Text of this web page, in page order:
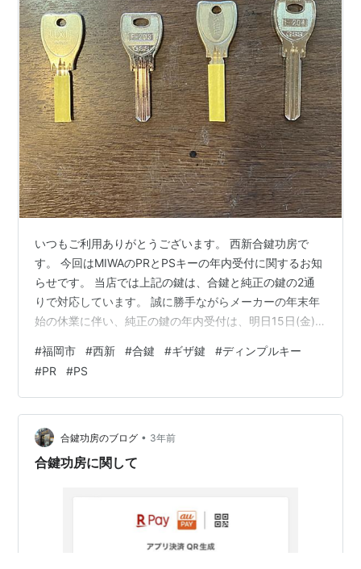
いつもご利用ありがとうございます。 西新合鍵功房で
す。 今回はMIWAのPRとPSキーの年内受付に関するお知
らせです。 当店では上記の鍵は、合鍵と純正の鍵の2通
りで対応しています。 誠に勝手ながらメーカーの年末年
始の休業に伴い、純正の鍵の年内受付は、明日15日(金)
が定休日の為、翌日18日(月)以降に受付した分のお渡し
は、来年1月中旬頃になりますのでご了承ください。 しか
し冒頭でお伝えしたように、当店ではMIWAのPRとPSキ
ーは、合鍵と純正の鍵の2通りで対応しています。 合鍵
であれば、当日お渡しが可能ですので、是非一度ご検討
ください…
#福岡市 #西新 #合鍵 #ギザ鍵 #ディンプルキー
#PR #PS
合鍵功房のブログ • 3年前
合鍵功房に関して